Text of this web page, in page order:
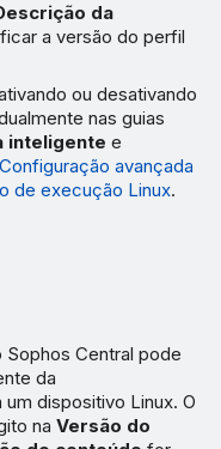
da
a versão do perfil
ou desativando
nas guias
inteligente e
Configuração avançada
de execução Linux.
Sophos Central pode
da
dispositivo Linux. O
na Versão do